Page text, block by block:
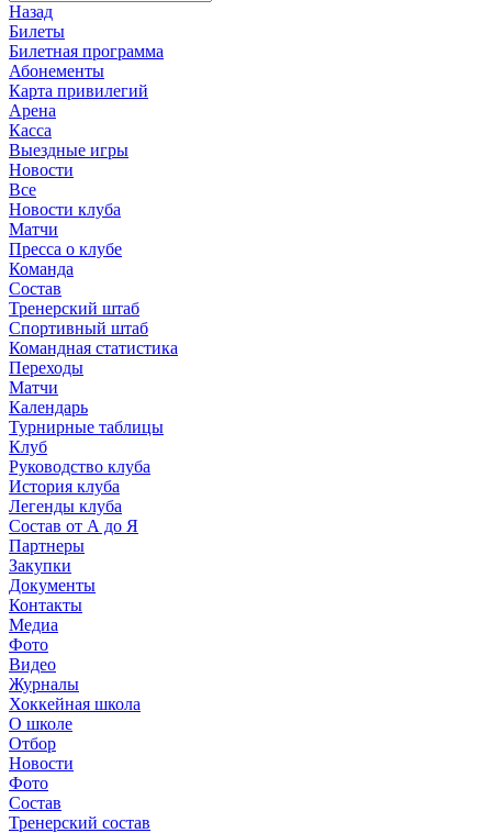
Назад
Билеты
Билетная программа
Абонементы
Карта привилегий
Арена
Касса
Выездные игры
Новости
Все
Новости клуба
Матчи
Пресса о клубе
Команда
Состав
Тренерский штаб
Спортивный штаб
Командная статистика
Переходы
Матчи
Календарь
Турнирные таблицы
Клуб
Руководство клуба
История клуба
Легенды клуба
Состав от А до Я
Партнеры
Закупки
Документы
Контакты
Медиа
Фото
Видео
Журналы
Хоккейная школа
О школе
Отбор
Новости
Фото
Состав
Тренерский состав